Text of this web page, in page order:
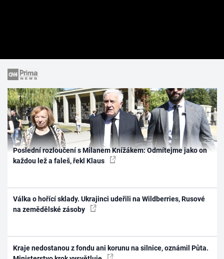
Poslední rozloučení s Milanem Knížákem: Odmítejme jako on
každou lež a faleš, řekl Klaus
Válka o hořící sklady. Ukrajinci udeřili na Wildberries, Rusové
na zemědělské zásoby
Kraje nedostanou z fondu ani korunu na silnice, oznámil Půta.